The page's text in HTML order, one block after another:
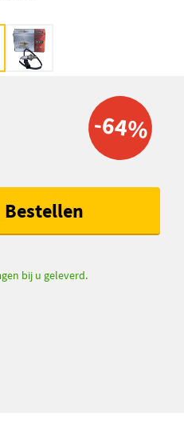
-64%
Bestellen
bij u geleverd.